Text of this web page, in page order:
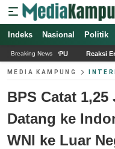
Indeks Nasional Politik
Breaking News
Reaksi Erick Thohir Setelah
MEDIA KAMPUNG
BPS Catat
Datang ke
WNI ke Luar